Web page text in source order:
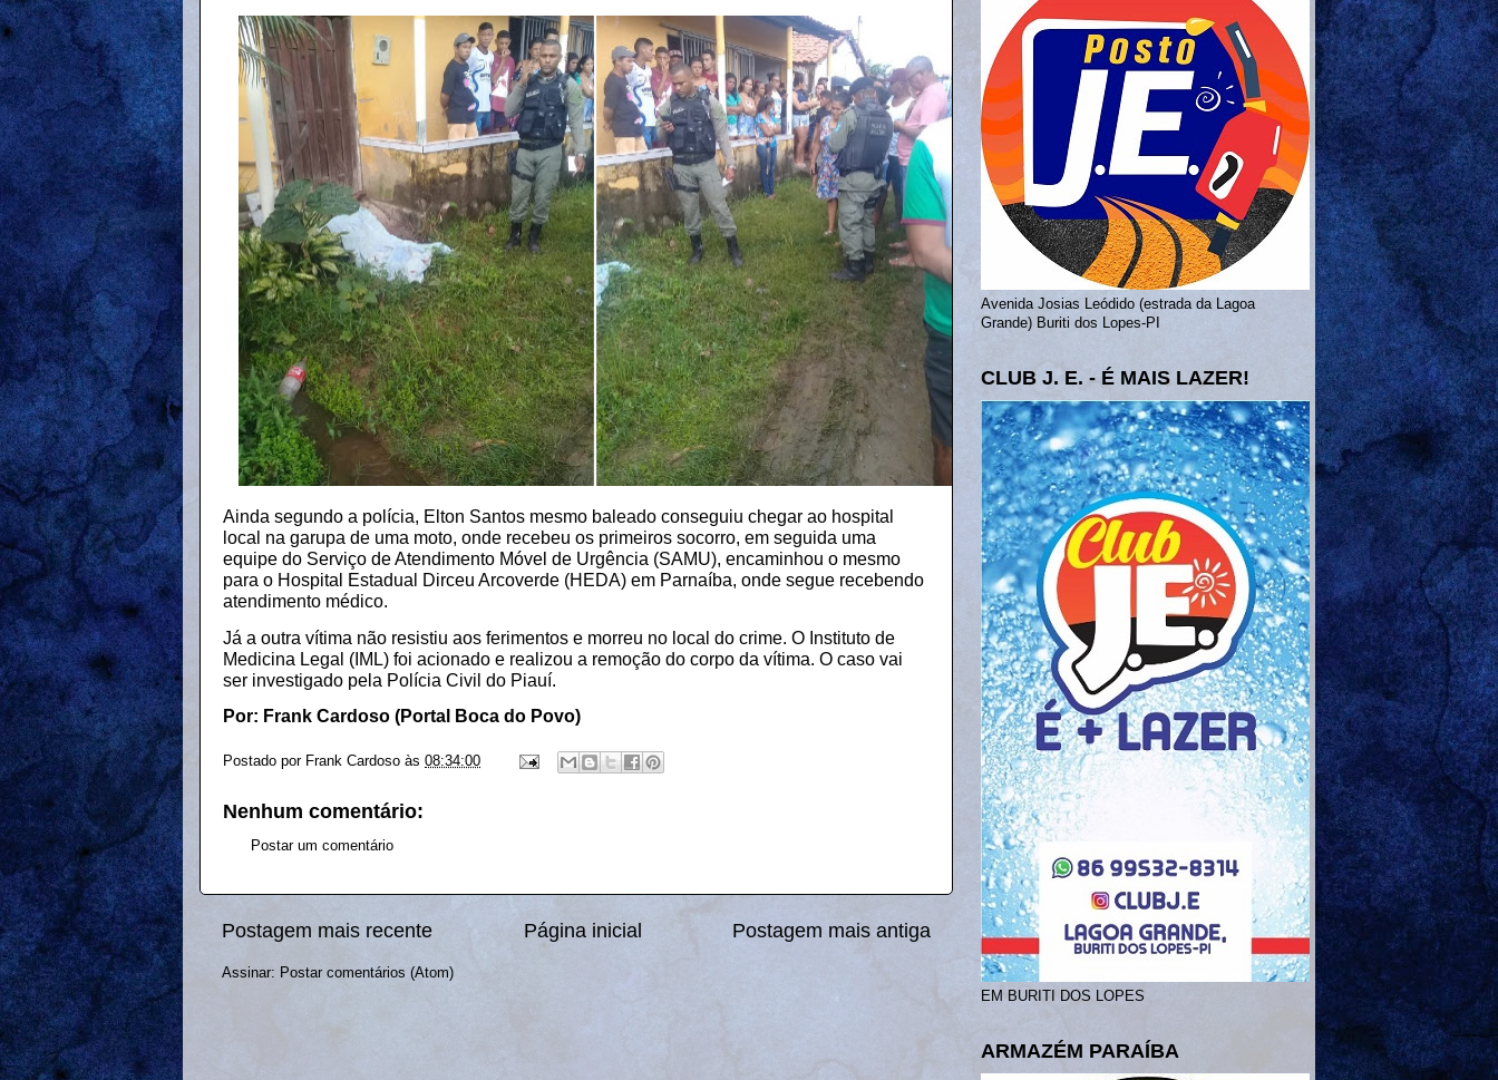
Ainda segundo a polícia, Elton Santos mesmo baleado conseguiu chegar ao hospital
local na garupa de uma moto, onde recebeu os primeiros socorro, em seguida uma
equipe do Serviço de Atendimento Móvel de Urgência (SAMU), encaminhou o mesmo
para o Hospital Estadual Dirceu Arcoverde (HEDA) em Parnaíba, onde segue recebendo
atendimento médico.
Já a outra vítima não resistiu aos ferimentos e morreu no local do crime. O Instituto de
Medicina Legal (IML) foi acionado e realizou a remoção do corpo da vítima. O caso vai
ser investigado pela Polícia Civil do Piauí.
Por: Frank Cardoso (Portal Boca do Povo)
Postado por Frank Cardoso às 08:34:00
Nenhum comentário:
Postar um comentário
Postagem mais recente Postagem mais antiga
Página inicial
Assinar: Postar comentários (Atom)
Avenida Josias Leódido (estrada da Lagoa
Grande) Buriti dos Lopes-PI
CLUB J. E. - É MAIS LAZER!
EM BURITI DOS LOPES
ARMAZÉM PARAÍBA